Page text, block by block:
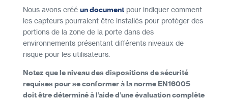
Nous avons créé un document pour indiquer comment
les capteurs pourraient être installés pour protéger des
portions de la zone de la porte dans des
environnements présentant différents niveaux de
risque pour les utilisateurs.
Notez que le niveau des dispositions de sécurité
requises pour se conformer à la norme EN16005
doit être déterminé à l’aide d’une évaluation complète